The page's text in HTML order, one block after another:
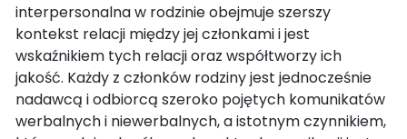
interpersonalna w rodzinie obejmuje szerszy
kontekst relacji między jej członkami i jest
wskaźnikiem tych relacji oraz współtworzy ich
jakość. Każdy z członków rodziny jest jednocześnie
nadawcą i odbiorcą szeroko pojętych komunikatów
werbalnych i niewerbalnych, a istotnym czynnikiem,